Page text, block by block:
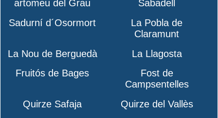
artomeu del Grau
Sabadell
Sadurní d´Osormort
La Pobla de
Claramunt
La Nou de Berguedà
La Llagosta
Fruitós de Bages
Fost de
Campsentelles
Quirze Safaja
Quirze del Vallès